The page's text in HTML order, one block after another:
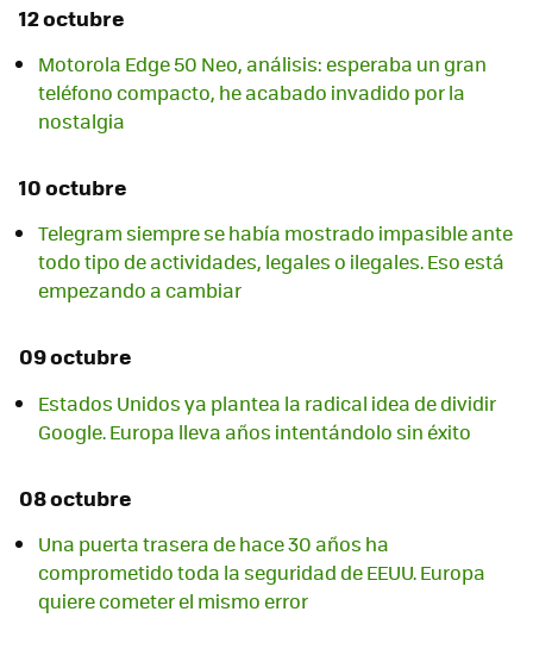
12 octubre
Motorola Edge 50 Neo, análisis: esperaba un gran
teléfono compacto, he acabado invadido por la
nostalgia
10 octubre
Telegram siempre se había mostrado impasible ante
todo tipo de actividades, legales o ilegales. Eso está
empezando a cambiar
09 octubre
Estados Unidos ya plantea la radical idea de dividir
Google. Europa lleva años intentándolo sin éxito
08 octubre
Una puerta trasera de hace 30 años ha
comprometido toda la seguridad de EEUU. Europa
quiere cometer el mismo error